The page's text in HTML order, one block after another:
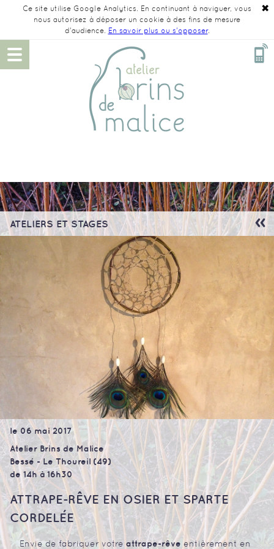
✖
Ce site utilise Google Analytics. En continuant à naviguer, vous
nous autorisez à déposer un cookie à des fins de mesure
d'audience. En savoir plus ou s'opposer.
ATELIERS ET STAGES
le 06 mai 2017
Atelier Brins de Malice
Bessé - Le Thoureil (49)
de 14h à 16h30
ATTRAPE-RÊVE EN OSIER ET SPARTE
CORDELÉE
Envie de fabriquer votre attrape-rêve entièrement en